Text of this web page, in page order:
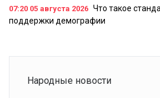
07:20 05 августа 2026 Что такое
поддержки демографии
Народные новости